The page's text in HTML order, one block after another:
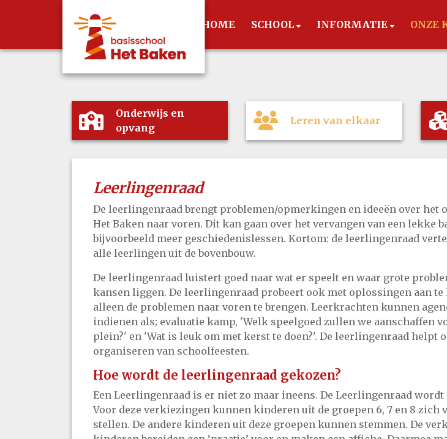
HOME SCHOOL INFORMATIE ONZE
Onderwijs en
opvang
Leren van elkaar
Leerlingenraad
De leerlingenraad brengt problemen/opmerkingen en ideeën over het
Het Baken naar voren. Dit kan gaan over het vervangen van een lekke
bijvoorbeeld meer geschiedenislessen. Kortom: de leerlingenraad
alle leerlingen uit de bovenbouw.
De leerlingenraad luistert goed naar wat er speelt en waar grote
kansen liggen. De leerlingenraad probeert ook met oplossingen aan te
alleen de problemen naar voren te brengen. Leerkrachten kunnen
indienen als; evaluatie kamp, 'Welk speelgoed zullen we aanschaffen
plein?' en 'Wat is leuk om met kerst te doen?'. De leerlingenraad helpt
organiseren van schoolfeesten.
Hoe wordt de leerlingenraad gekozen?
Een Leerlingenraad is er niet zo maar ineens. De Leerlingenraad wordt
Voor deze verkiezingen kunnen kinderen uit de groepen 6, 7 en 8 zich
stellen. De andere kinderen uit deze groepen kunnen stemmen. De